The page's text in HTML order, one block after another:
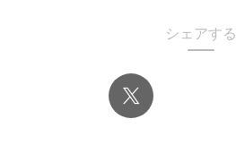
シェアする